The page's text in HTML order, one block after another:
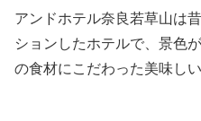
アンドホテル奈良若草山は
ションしたホテルで、景色
の食材にこだわった美味し